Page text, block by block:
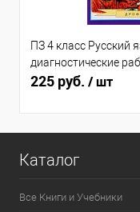
ПЗ 4 класс Русский
диагностические
225 руб. / шт
Каталог
Все Книги и Учебники